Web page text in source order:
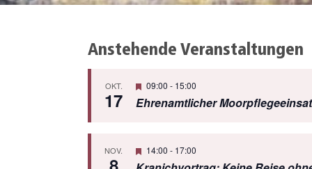
Anstehende Veranstaltungen
OKT.
17
Hervorgehoben
09:00 - 15:00
Ehrenamtlicher
NOV. Hervorgehoben
14:00 - 17:00